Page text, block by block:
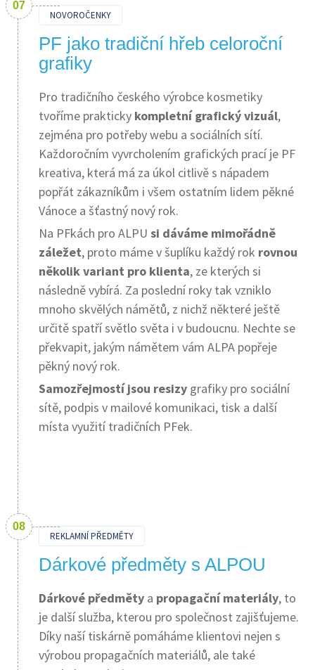
NOVOROČENKY
PF jako tradiční hřeb celoroční
grafiky
Pro tradičního českého výrobce kosmetiky
tvoříme prakticky kompletní grafický vizuál,
zejména pro potřeby webu a sociálních sítí.
Každoročním vyvrcholením grafických prací je PF
kreativa, která má za úkol citlivě s nápadem
popřát zákazníkům i všem ostatním lidem pěkné
Vánoce a šťastný nový rok.
Na PFkách pro ALPU si dáváme mimořádně
záležet, proto máme v šuplíku každý rok rovnou
několik variant pro klienta, ze kterých si
následně vybírá. Za poslední roky tak vzniklo
mnoho skvělých námětů, z nichž některé ještě
určitě spatří světlo světa i v budoucnu. Nechte se
překvapit, jakým námětem vám ALPA popřeje
pěkný nový rok.
Samozřejmostí jsou resizy grafiky pro sociální
sítě, podpis v mailové komunikaci, tisk a další
místa využití tradičních PFek.
REKLAMNÍ PŘEDMĚTY
Dárkové předměty s ALPOU
Dárkové předměty a propagační materiály, to
je další služba, kterou pro společnost zajišťujeme.
Díky naší tiskárně pomáháme klientovi nejen s
výrobou propagačních materiálů, ale také